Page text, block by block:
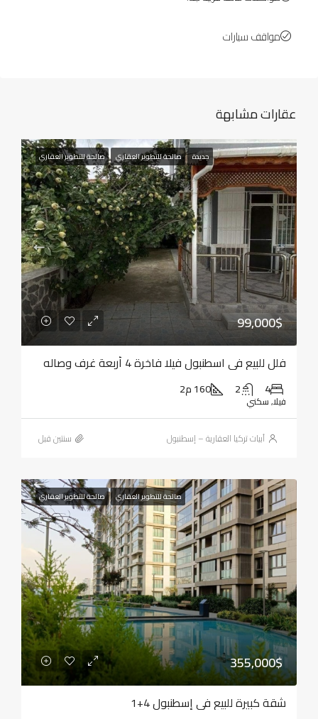
مواقف سيارات
عقارات مشابهة
جديدة صالحة للتطوير العقاري صالحة للتطوير العقاري
99,000$
فلل للبيع في اسطنبول فيلا فاخرة 4 أربعة غرف وصاله
4
2 160 م2
فيلا, سكني
أبيات تركيا العقارية – إسطنبول ‏سنتين قبل
صالحة للتطوير العقاري صالحة للتطوير العقاري
355,000$
شقة كبيرة للبيع في إسطنبول 4+1